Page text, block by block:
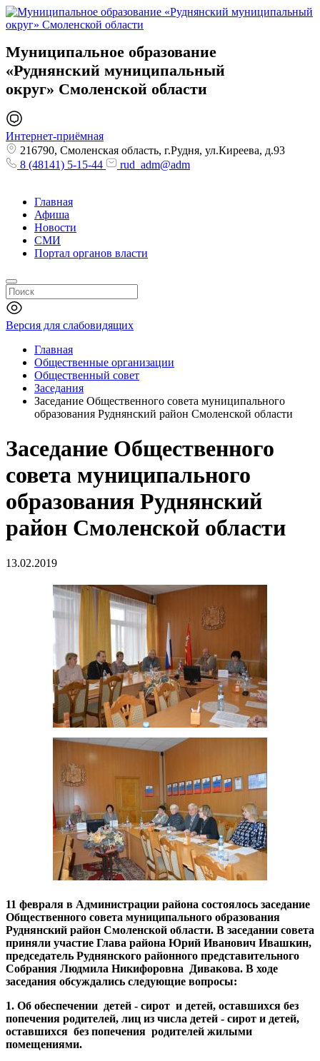
Муниципальное образование
«Руднянский муниципальный
округ» Смоленской области
Интернет-приёмная
216790, Смоленская область, г.Рудня, ул.Киреева, д.93
8 (48141) 5-15-44
rud_adm@adm
Главная
Афиша
Новости
СМИ
Портал органов власти
Версия для слабовидящих
Главная
Общественные организации
Общественный совет
Заседания
Заседание Общественного совета муниципального
образования Руднянский район Смоленской области
Заседание Общественного
совета муниципального
образования Руднянский
район Смоленской области
13.02.2019
11 февраля в Администрации района состоялось заседание
Общественного совета муниципального образования
Руднянский район Смоленской области. В заседании совета
приняли участие Глава района Юрий Иванович Ивашкин,
председатель Руднянского районного представительного
Собрания Людмила Никифоровна Дивакова. В ходе
заседания обсуждались следующие вопросы:
1. Об обеспечении детей - сирот и детей, оставшихся без
попечения родителей, лиц из числа детей - сирот и детей,
оставшихся без попечения родителей жилыми
помещениями.